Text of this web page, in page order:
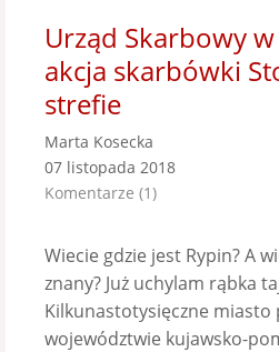
Urząd Skarbowy
akcja skarbówki
strefie
Marta Kosecka
07 listopada 2018
Komentarze (1)
Wiecie gdzie jest Rypin? A
znany? Już uchylam rąbka
Kilkunastotysięczne miasto
województwie kujawsko-